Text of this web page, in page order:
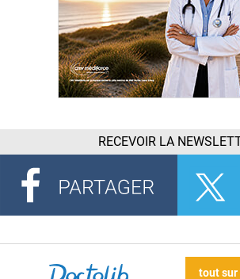
RECEVOIR LA
tout